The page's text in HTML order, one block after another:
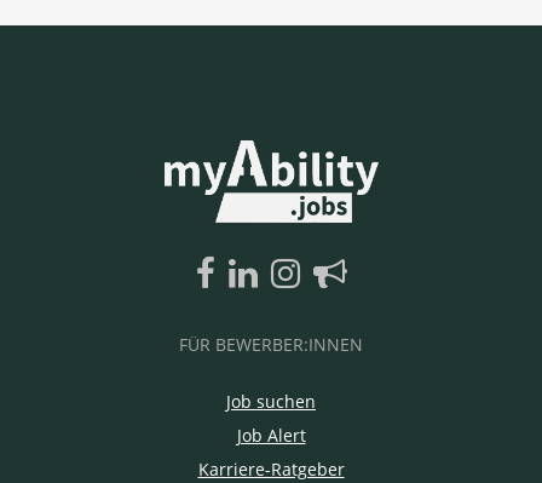
FÜR BEWERBER:INNEN
Job suchen
Job Alert
Karriere-Ratgeber